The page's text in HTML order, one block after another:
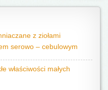
z ziołami
serowo – cebulowym
właściwości małych